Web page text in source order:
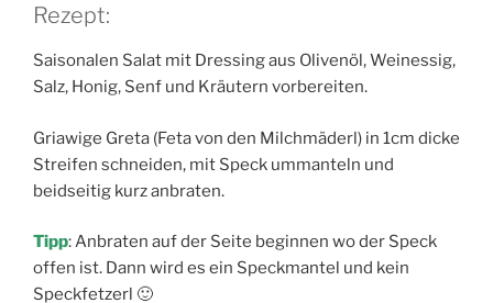
Rezept:
Saisonalen Salat mit Dressing aus Olivenöl, Weinessig,
Salz, Honig, Senf und Kräutern vorbereiten.
Griawige Greta (Feta von den Milchmäderl) in 1cm dicke
Streifen schneiden, mit Speck ummanteln und
beidseitig kurz anbraten.
Tipp: Anbraten auf der Seite beginnen wo der Speck
offen ist. Dann wird es ein Speckmantel und kein
Speckfetzerl 🙂